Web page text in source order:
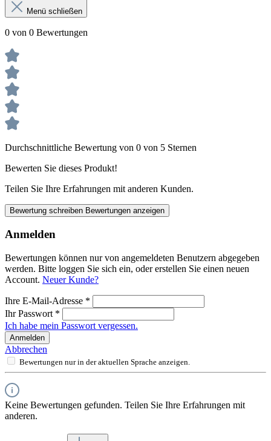
Menü schließen
0 von 0 Bewertungen
Durchschnittliche Bewertung von 0 von 5 Sternen
Bewerten Sie dieses Produkt!
Teilen Sie Ihre Erfahrungen mit anderen Kunden.
Bewertung schreiben Bewertungen anzeigen
Anmelden
Bewertungen können nur von angemeldeten Benutzern abgegeben
werden. Bitte loggen Sie sich ein, oder erstellen Sie einen neuen
Account. Neuer Kunde?
Ihre E-Mail-Adresse *
Ihr Passwort *
Ich habe mein Passwort vergessen.
Anmelden
Abbrechen
Bewertungen nur in der aktuellen Sprache anzeigen.
Keine Bewertungen gefunden. Teilen Sie Ihre Erfahrungen mit
anderen.